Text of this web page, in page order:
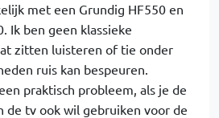
met een Grundig HF550 en
Ik ben geen klassieke
zitten luisteren of tie onder
ruis kan bespeuren.
praktisch probleem, als je de
de tv ook wil gebruiken voor de